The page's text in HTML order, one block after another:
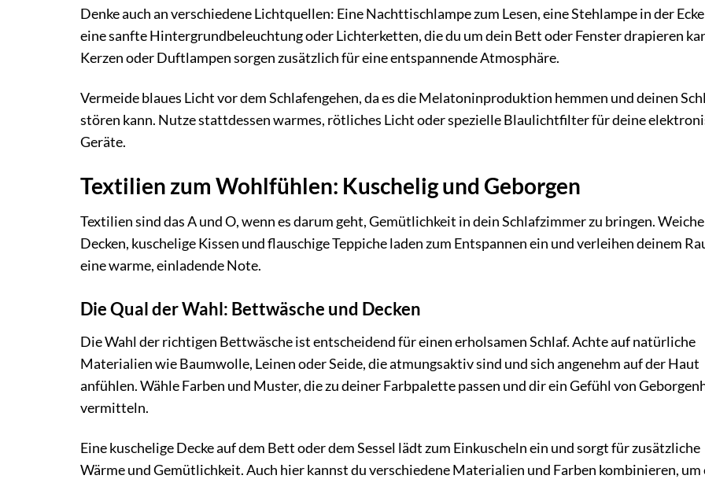
Denke auch an verschiedene Lichtquellen: Eine Nachttischlampe zum Lesen, eine Stehlampe in der
eine sanfte Hintergrundbeleuchtung oder Lichterketten, die du um dein Bett oder Fenster drapieren
Kerzen oder Duftlampen sorgen zusätzlich für eine entspannende Atmosphäre.
Vermeide blaues Licht vor dem Schlafengehen, da es die Melatoninproduktion hemmen und deinen
stören kann. Nutze stattdessen warmes, rötliches Licht oder spezielle Blaulichtfilter für deine
Geräte.
Textilien zum Wohlfühlen: Kuschelig und Geborgen
Textilien sind das A und O, wenn es darum geht, Gemütlichkeit in dein Schlafzimmer zu bringen. Weiche
Decken, kuschelige Kissen und flauschige Teppiche laden zum Entspannen ein und verleihen deinem
eine warme, einladende Note.
Die Qual der Wahl: Bettwäsche und Decken
Die Wahl der richtigen Bettwäsche ist entscheidend für einen erholsamen Schlaf. Achte auf natürliche
Materialien wie Baumwolle, Leinen oder Seide, die atmungsaktiv sind und sich angenehm auf der Haut
anfühlen. Wähle Farben und Muster, die zu deiner Farbpalette passen und dir ein Gefühl von
vermitteln.
Eine kuschelige Decke auf dem Bett oder dem Sessel lädt zum Einkuscheln ein und sorgt für zusätzliche
Wärme und Gemütlichkeit. Auch hier kannst du verschiedene Materialien und Farben kombinieren, um